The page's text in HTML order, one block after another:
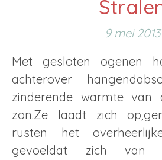
9 mei 2013
Met gesloten ogenen haar hoofd licht
achterover
zinderende warmte van
zon.Ze laadt zich
rusten het
gevoeldat zich van